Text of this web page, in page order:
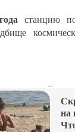
станцию
на